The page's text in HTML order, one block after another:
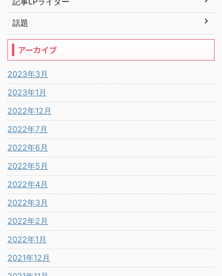
話題
アーカイブ
2023年3月
2023年1月
2022年12月
2022年7月
2022年6月
2022年5月
2022年4月
2022年3月
2022年2月
2022年1月
2021年12月